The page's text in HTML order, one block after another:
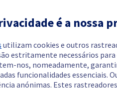
é a nossa
utilizam cookies e outros
estritamente necessários para
nos, nomeadamente,
funcionalidades essenciais.
anónimas. Estes